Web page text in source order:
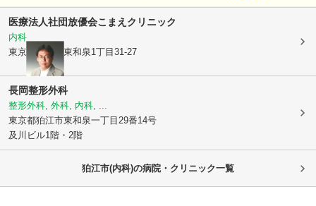
医療法人社団放優会こまえクリニック
内科
東京都狛江市 東和泉1丁目31-27
長岡整形外科
整形外科, 外科, 内科, ...
東京都狛江市東和泉一丁目29番14号
及川ビル1階・2階
狛江市(内科)の病院・クリニック一覧